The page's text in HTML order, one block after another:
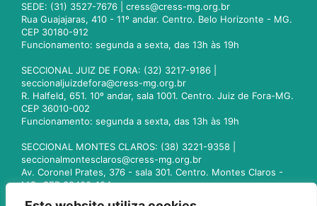
SEDE: (31) 3527-7676 | cress@cress-mg.org.br
Rua Guajajaras, 410 - 11º andar. Centro. Belo Horizonte - MG.
CEP 30180-912
Funcionamento: segunda a sexta, das 13h às 19h
SECCIONAL JUIZ DE FORA: (32) 3217-9186 |
seccionaljuizdefora@cress-mg.org.br
R. Halfeld, 651. 10º andar, sala 1001. Centro. Juiz de Fora-MG.
CEP 36010-002
Funcionamento: segunda a sexta, das 13h às 19h
SECCIONAL MONTES CLAROS: (38) 3221-9358 |
seccionalmontesclaros@cress-mg.org.br
Av. Coronel Prates, 376 - sala 301. Centro. Montes Claros -
MG. CEP 39400-104